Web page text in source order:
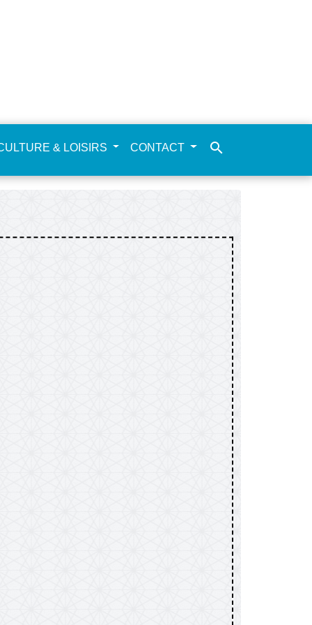
& LOISIRS CONTACT search